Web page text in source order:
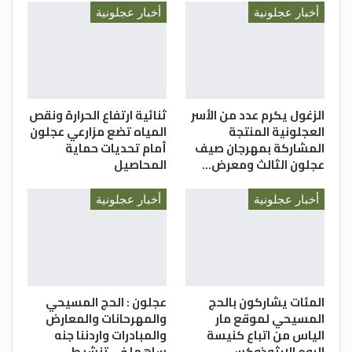
الدستور _ علي القضاة
أخبار عجلونية
الزغول يكرم عدد من الأسر
العجلونية المنتجة
المشاركة بمهرجان صيف
عجلون الثالث ومعرض…
أخبار عجلونية
ثنائية ارتفاع الحرارة ونقص
المياه تضع مزارعي عجلون
أمام تحديات حماية
المحاصيل
أخبار عجلونية
المئات يشاركون بالحج
المسيحي لموقع مار
الياس من اتباع كنيسة
أخبار عجلونية
عجلون : الحج المسيحي
والمهرحانات والمعارض
والمبادرات واردننا جنه